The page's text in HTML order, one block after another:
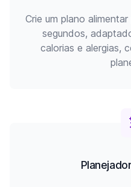
Crie um plano
segundos,
calorias e alergias,